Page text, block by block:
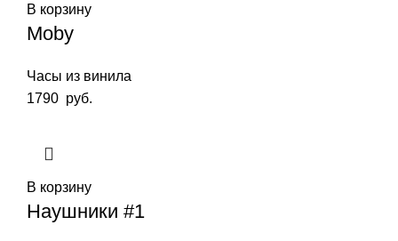
В корзину
Moby
Часы из винила
1790 руб.
В корзину
Наушники #1